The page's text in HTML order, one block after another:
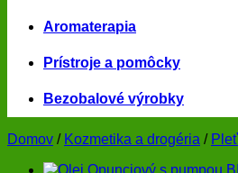
Aromaterapia
Prístroje a pomôcky
Bezobalové výrobky
Domov / Kozmetika a drogéria / Pleť